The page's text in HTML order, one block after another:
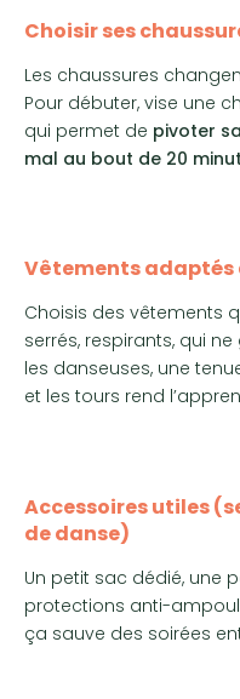
Choisir ses
Les chaussures
Pour débuter, vise une
qui permet de pivoter
mal au bout de 20
Vêtements
Choisis des vêtements
serrés, respirants, qui
les danseuses, une
et les tours rend
Accessoires utiles
de danse)
Un petit sac dédié, une
protections anti-
ça sauve des soirées